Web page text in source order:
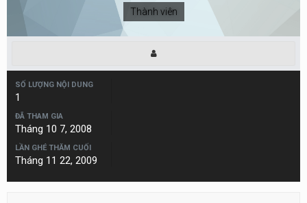
Thành viên
SỐ LƯỢNG NỘI DUNG
1
ĐÃ THAM GIA
Tháng 10 7, 2008
LẦN GHÉ THĂM CUỐI
Tháng 11 22, 2009